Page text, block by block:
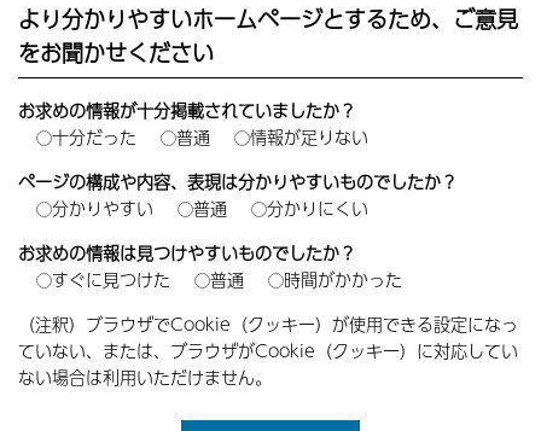
より分かりやすいホームページとするため、ご意見
をお聞かせください
お求めの情報が十分掲載されていましたか？
十分だった
普通
情報が足りない
ページの構成や内容、表現は分かりやすいものでしたか？
分かりやすい
普通
分かりにくい
お求めの情報は見つけやすいものでしたか？
すぐに見つけた
普通
時間がかかった
（注釈）ブラウザでCookie（クッキー）が使用できる設定になっ
ていない、または、ブラウザがCookie（クッキー）に対応してい
ない場合は利用いただけません。